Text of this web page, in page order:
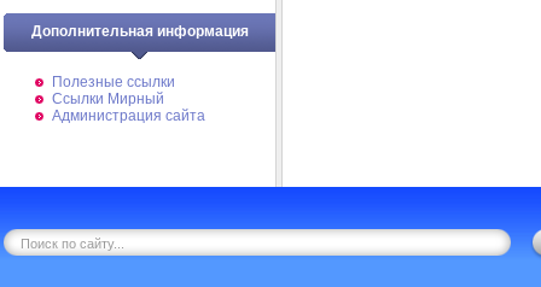
Дополнительная информация
Полезные ссылки
Ссылки Мирный
Администрация сайта